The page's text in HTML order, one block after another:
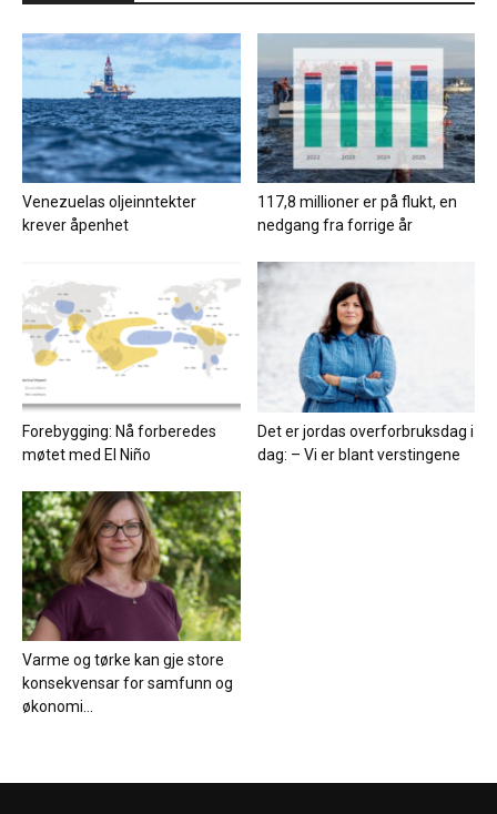
Venezuelas oljeinntekter
krever åpenhet
117,8 millioner er på flukt, en
nedgang fra forrige år
Forebygging: Nå forberedes
møtet med El Niño
Det er jordas overforbruksdag i
dag: – Vi er blant verstingene
Varme og tørke kan gje store
konsekvensar for samfunn og
økonomi...